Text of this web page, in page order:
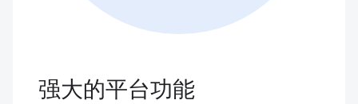
强大的平台功能